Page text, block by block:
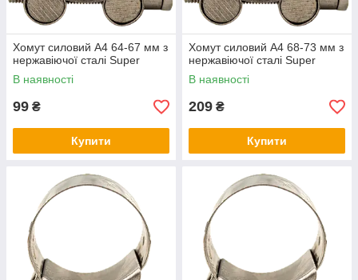
Хомут силовий А4 64-67 мм з
нержавіючої сталі Super
В наявності
99 ₴
Купити
Хомут силовий А4 68-73 мм з
нержавіючої сталі Super
В наявності
209 ₴
Купити